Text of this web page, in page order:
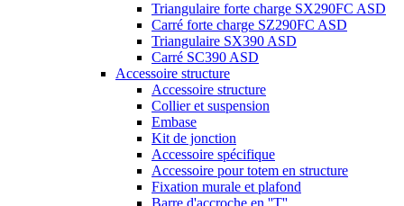
Triangulaire forte charge SX290FC ASD
Carré forte charge SZ290FC ASD
Triangulaire SX390 ASD
Carré SC390 ASD
Accessoire structure
Accessoire structure
Collier et suspension
Embase
Kit de jonction
Accessoire spécifique
Accessoire pour totem en structure
Fixation murale et plafond